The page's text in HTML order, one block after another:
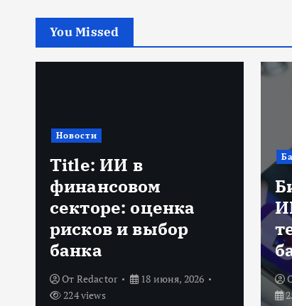
You Missed
Банковский сектор
Биометрия, QR и
ИИ: как новые
технологии меняют
банковский сервис
От shipitsin_admin
25 мая, 2026